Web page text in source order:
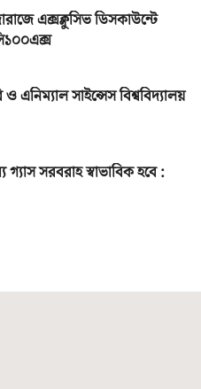
এক্সক্লুসিভ ডিসকাউন্টে
ও এনিম্যাল সাইন্সেস বিশ্ববিদ্যালয়
গ্যাস সরবরাহ স্বাভাবিক হবে :